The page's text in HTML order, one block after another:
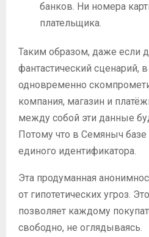
банков. Ни номера
плательщика.
Таким образом, даже если
фантастический сценарий,
одновременно
компания, магазин и
между собой эти данные
Потому что в Семяныч
единого идентификатора.
Эта продуманная
от гипотетических угроз.
позволяет каждому
свободно, не оглядываясь.